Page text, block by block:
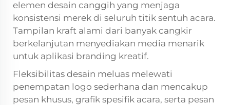
elemen desain canggih yang menjaga
konsistensi merek di seluruh titik sentuh acara.
Tampilan kraft alami dari banyak cangkir
berkelanjutan menyediakan media menarik
untuk aplikasi branding kreatif.
Fleksibilitas desain meluas melewati
penempatan logo sederhana dan mencakup
pesan khusus, grafik spesifik acara, serta pesan